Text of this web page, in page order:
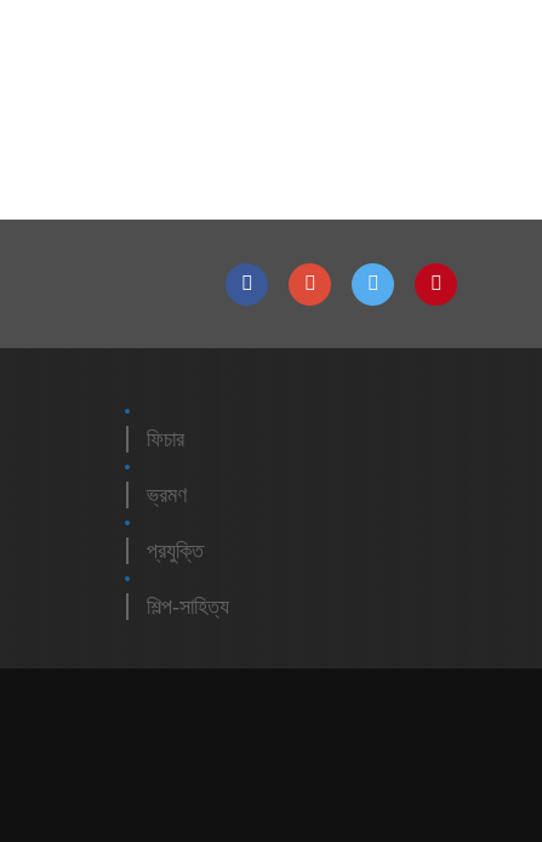
ফিচার
ভ্রমণ
প্রযুক্তি
শিল্প-সাহিত্য